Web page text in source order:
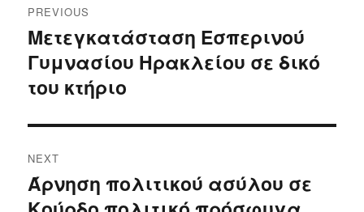
navigation
PREVIOUS
Previous
post:
Μετεγκατάσταση Εσπερινού
Γυμνασίου Ηρακλείου σε δικό
του κτήριο
NEXT
Next
post:
Άρνηση πολιτικού ασύλου σε